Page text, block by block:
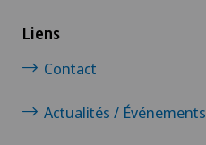
Liens
Contact
Actualités / Événements